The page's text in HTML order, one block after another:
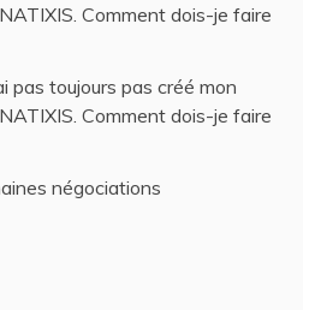
Comment dois-je faire
pas toujours pas créé mon
Comment dois-je faire
négociations